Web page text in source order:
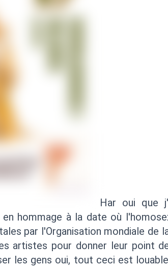
Har oui que
hommage à la date où
par l'Organisation mondiale de
artistes pour donner leur point
les gens oui, tout ceci est